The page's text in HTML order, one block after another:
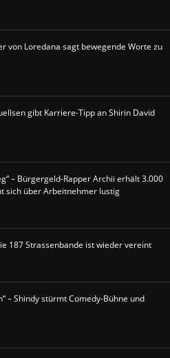
von Loredana sagt bewegende Worte zu
gibt Karriere-Tipp an Shirin David
– Bürgergeld-Rapper Archii erhält 3.000
sich über Arbeitnehmer lustig
187 Strassenbande ist wieder vereint
– Shindy stürmt Comedy-Bühne und